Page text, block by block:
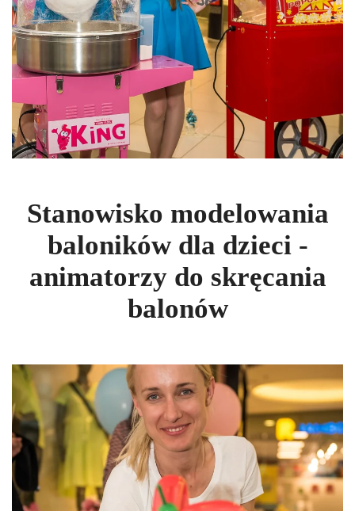
Stanowisko modelowania
baloników dla dzieci -
animatorzy do skręcania
balonów